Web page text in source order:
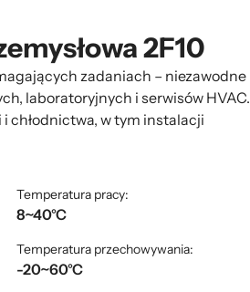
2F10
zadaniach – niezawodne
laboratoryjnych i serwisów HVAC.
chłodnictwa, w tym instalacji
Temperatura pracy:
8~40°C
Temperatura przechowywania:
-20~60°C